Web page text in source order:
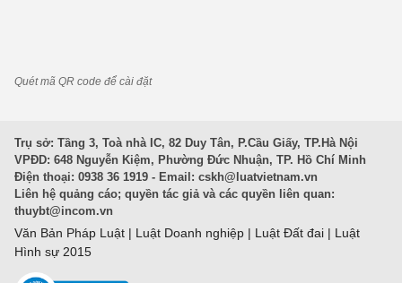
Quét mã QR code để cài đặt
Trụ sở: Tầng 3, Toà nhà IC, 82 Duy Tân, P.Cầu Giấy, TP.Hà Nội
VPĐD: 648 Nguyễn Kiệm, Phường Đức Nhuận, TP. Hồ Chí Minh
Điện thoại: 0938 36 1919 - Email: cskh@luatvietnam.vn
Liên hệ quảng cáo; quyền tác giả và các quyền liên quan:
thuybt@incom.vn
Văn Bản Pháp Luật | Luật Doanh nghiệp | Luật Đất đai | Luật
Hình sự 2015